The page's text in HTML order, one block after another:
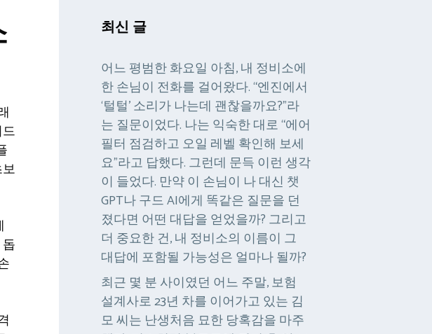
최신 글
어느 평범한 화요일 아침, 내 정비소에
한 손님이 전화를 걸어왔다. “엔진에서
‘털털’ 소리가 나는데 괜찮을까요?”라
는 질문이었다. 나는 익숙한 대로 “에어
필터 점검하고 오일 레벨 확인해 보세
요”라고 답했다. 그런데 문득 이런 생각
이 들었다. 만약 이 손님이 나 대신 챗
GPT나 구드 AI에게 똑같은 질문을 던
졌다면 어떤 대답을 얻었을까? 그리고
더 중요한 건, 내 정비소의 이름이 그
대답에 포함될 가능성은 얼마나 될까?
최근 몇 분 사이였던 어느 주말, 보험
설계사로 23년 차를 이어가고 있는 김
모 씨는 난생처음 묘한 당혹감을 마주